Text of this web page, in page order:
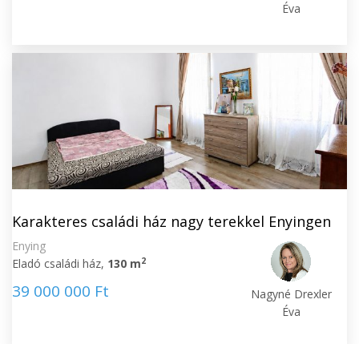
Éva
Karakteres családi ház nagy terekkel Enyingen
Enying
Eladó családi ház, 130 m2
39 000 000 Ft
Nagyné Drexler
Éva